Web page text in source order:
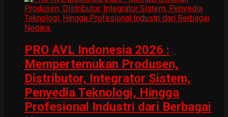
PRO AVL Indonesia 2026 :
Mempertemukan Produsen,
Distributor, Integrator Sistem,
Penyedia Teknologi, Hingga
Profesional Industri dari Berbagai